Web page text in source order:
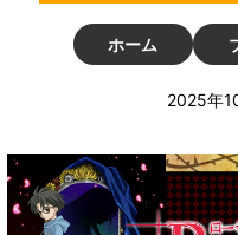
ホーム
2025年